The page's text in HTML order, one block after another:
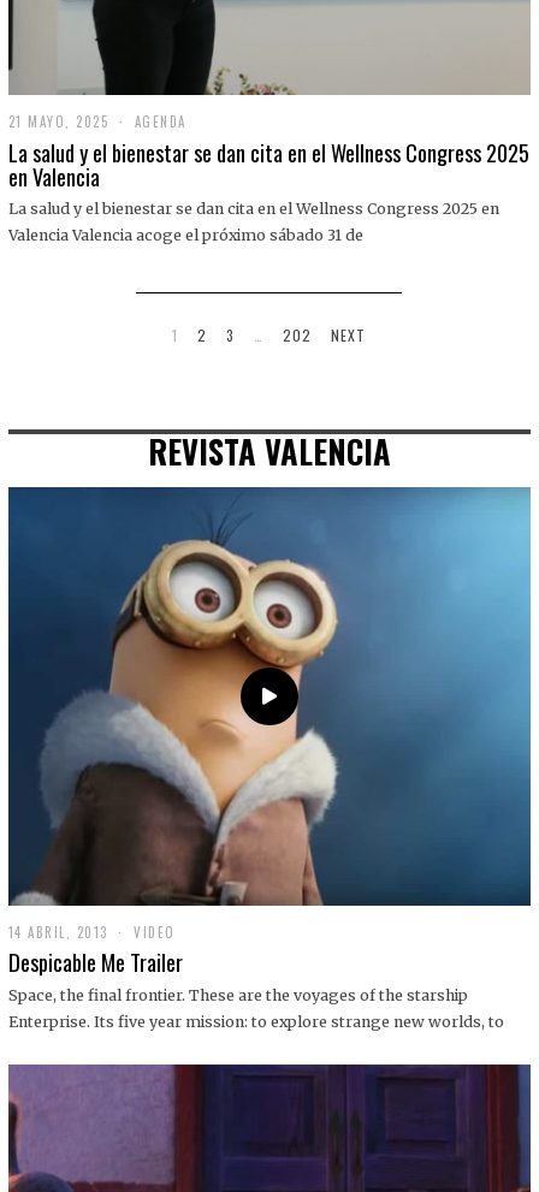
21 MAYO, 2025
1
M
O
,
AGENDA
La salud y el bienestar se dan cita en el Wellness Congress 2025
en Valencia
La salud y el bienestar se dan cita en el Wellness Congress 2025 en
Valencia Valencia acoge el próximo sábado 31 de
1 2 3 202 NEXT
REVISTA VALENCIA
14 ABRIL, 2013
9
D
C
I
1
VIDEO
Despicable Me Trailer
Space, the final frontier. These are the voyages of the starship
Enterprise. Its five year mission: to explore strange new worlds, to